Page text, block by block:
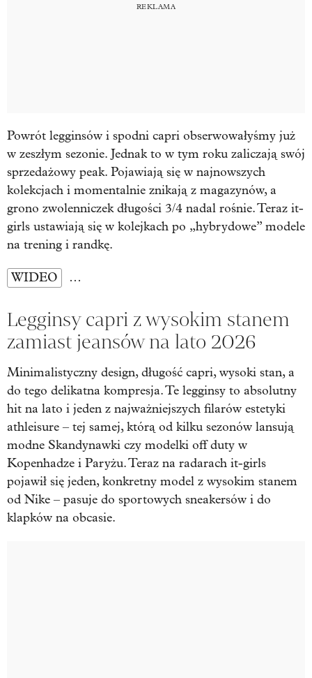
Powrót legginsów i spodni capri obserwowałyśmy już
w zeszłym sezonie. Jednak to w tym roku zaliczają swój
sprzedażowy peak. Pojawiają się w najnowszych
kolekcjach i momentalnie znikają z magazynów, a
grono zwolenniczek długości 3/4 nadal rośnie. Teraz it-
girls ustawiają się w kolejkach po „hybrydowe” modele
na trening i randkę.
WIDEO …
Legginsy capri z wysokim stanem
zamiast jeansów na lato 2026
Minimalistyczny design, długość capri, wysoki stan, a
do tego delikatna kompresja. Te legginsy to absolutny
hit na lato i jeden z najważniejszych filarów estetyki
athleisure – tej samej, którą od kilku sezonów lansują
modne Skandynawki czy modelki off duty w
Kopenhadze i Paryżu. Teraz na radarach it-girls
pojawił się jeden, konkretny model z wysokim stanem
od Nike – pasuje do sportowych sneakersów i do
klapków na obcasie.